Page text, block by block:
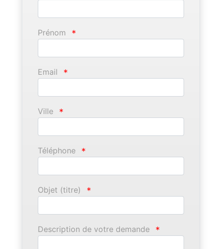
Prénom *
Email *
Ville *
Téléphone *
Objet (titre) *
Description de votre demande *